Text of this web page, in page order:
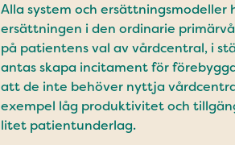
Alla system och ersättningsmodeller
ersättningen i den ordinarie
på patientens val av vårdcentral, i
antas skapa incitament för
att de inte behöver nyttja
exempel låg produktivitet och
litet patientunderlag.